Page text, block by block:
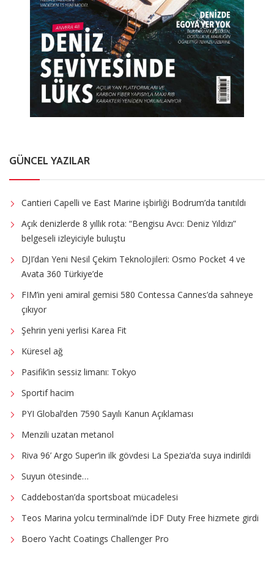
GÜNCEL YAZILAR
Cantieri Capelli ve East Marine işbirliği Bodrum’da tanıtıldı
Açık denizlerde 8 yıllık rota: “Bengisu Avcı: Deniz Yıldızı”
belgeseli izleyiciyle buluştu
DJI’dan Yeni Nesil Çekim Teknolojileri: Osmo Pocket 4 ve
Avata 360 Türkiye’de
FIM’in yeni amiral gemisi 580 Contessa Cannes’da sahneye
çıkıyor
Şehrin yeni yerlisi Karea Fit
Küresel ağ
Pasifik’in sessiz limanı: Tokyo
Sportif hacim
PYI Global’den 7590 Sayılı Kanun Açıklaması
Menzili uzatan metanol
Riva 96’ Argo Super’in ilk gövdesi La Spezia’da suya indirildi
Suyun ötesinde…
Caddebostan’da sportsboat mücadelesi
Teos Marina yolcu terminali’nde İDF Duty Free hizmete girdi
Boero Yacht Coatings Challenger Pro